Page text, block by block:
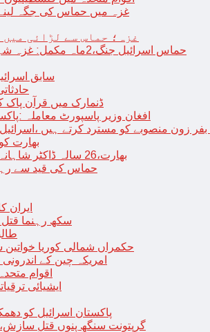
غزہ میں حماس کی جگہ لینے
غزہ؛ حماس سے لڑائی
حماس اسرائیل جنگ،2ماہ مکمل: غزہ شہرتباہ،7ہزاربچوں سمیت16ہزارفلسطینی شہید
سابق
ڈنمارک میں قرآن پاک
افغان وزیر پاسپورٹ معاملہ
زون منصوبے کو مسترد کرتے ہیں
بھارت
بھارت،26 سالہ ڈاکٹر شاہانہ نے جہیز کے تقاضے پر اپنی زندگی کا خاتمہ کر لیا
حماس کی قید سے رہا
ایران
سکھ رہنما
حکمراں شمالی کوریا خواتین
امریکہ چین کے
اقوام
ایشیائی
پاکستان اسرائیل کو
گرپتونت سنگھ پنوں قتل سازش،